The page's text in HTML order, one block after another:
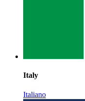
Italy
Italiano